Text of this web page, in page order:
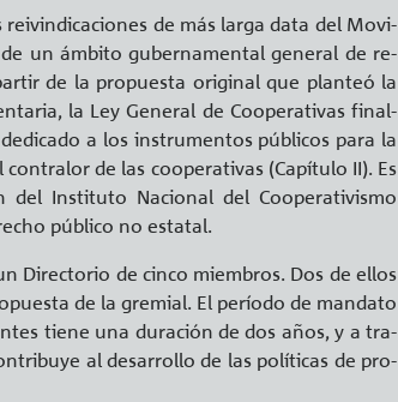
reivin­di­ca­cio­nes de más larga data del Mo­vi­
un ám­bi­to gu­ber­na­men­tal ge­ne­ral de re­
de la pro­pues­ta ori­gi­nal que plan­teó la
la Ley Ge­ne­ral de Coope­ra­ti­vas fi­nal­
a los ins­tru­men­tos pú­bli­cos para la
de las coope­ra­ti­vas (Ca­pí­tu­lo II). Es
Ins­ti­tu­to Na­cio­nal del Coope­ra­ti­vis­mo
pú­bli­co no es­ta­tal.
Di­rec­to­rio de cinco miem­bros. Dos de ellos
de la gre­mial. El pe­río­do de man­da­to
tiene una du­ra­ción de dos años, y a tra­
al desa­rro­llo de las po­lí­ti­cas de pro­